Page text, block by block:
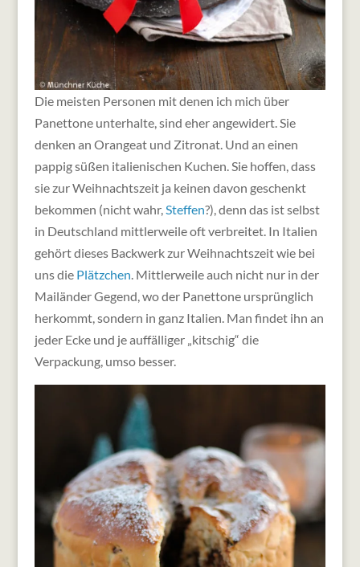
Die meisten Personen mit denen ich mich über
Panettone unterhalte, sind eher angewidert. Sie
denken an Orangeat und Zitronat. Und an einen
pappig süßen italienischen Kuchen. Sie hoffen, dass
sie zur Weihnachtszeit ja keinen davon geschenkt
bekommen (nicht wahr, Steffen?), denn das ist selbst
in Deutschland mittlerweile oft verbreitet. In Italien
gehört dieses Backwerk zur Weihnachtszeit wie bei
uns die Plätzchen . Mittlerweile auch nicht nur in der
Mailänder Gegend, wo der Panettone ursprünglich
herkommt, sondern in ganz Italien. Man findet ihn an
jeder Ecke und je auffälliger „kitschig“ die
Verpackung, umso besser.